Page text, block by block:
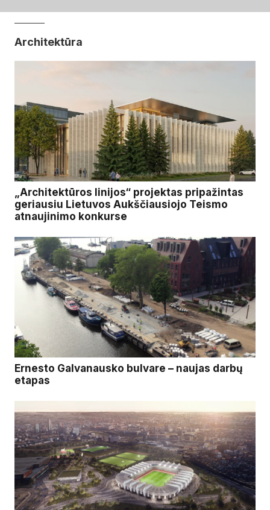
Architektūra
„Architektūros linijos“ projektas pripažintas
geriausiu Lietuvos Aukščiausiojo Teismo
atnaujinimo konkurse
Ernesto Galvanausko bulvare – naujas darbų
etapas